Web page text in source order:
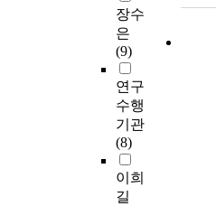
장수
은
(9)
연구
수행
기관
(8)
이희
길